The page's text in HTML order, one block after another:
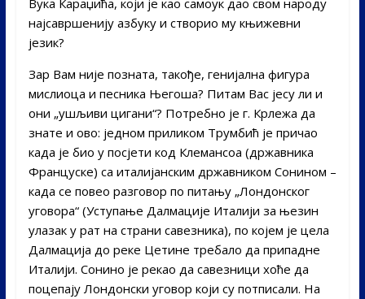
Вука Караџића, који је као самоук дао свом народу
најсавршенију азбуку и створио му књижевни
језик?
Зар Вам није позната, такође, генијална фигура
мислиоца и песника Његоша? Питам Вас јесу ли и
они „ушљиви цигани“? Потребно је г. Крлежа да
знате и ово: једном приликом Трумбић је причао
када је био у посјети код Клемансоа (државника
Француске) са италијанским државником Сонином –
када се повео разговор по питању „Лондонског
уговора“ (Уступање Далмације Италији за њезин
улазак у рат на страни савезника), по којем је цела
Далмација до реке Цетине требало да припадне
Италији. Сонино је рекао да савезници хоће да
поцепају Лондонски уговор који су потписали. На